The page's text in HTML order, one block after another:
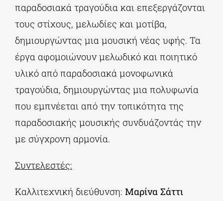
παραδοσιακά τραγούδια και επεξεργάζονται
τους στίχους, μελωδίες και μοτίβα,
δημιουργώντας μια μουσική νέας υφής. Τα
έργα αφομοιώνουν μελωδικό και ποιητικό
υλικό από παραδοσιακά μονοφωνικά
τραγούδια, δημιουργώντας μια πολυφωνία
που εμπνέεται από την τοπικότητα της
παραδοσιακής μουσικής συνδυάζοντάς την
με σύγχρονη αρμονία.
Συντελεστές:
Καλλιτεχνική διεύθυνση: Μαρίνα Σάττι